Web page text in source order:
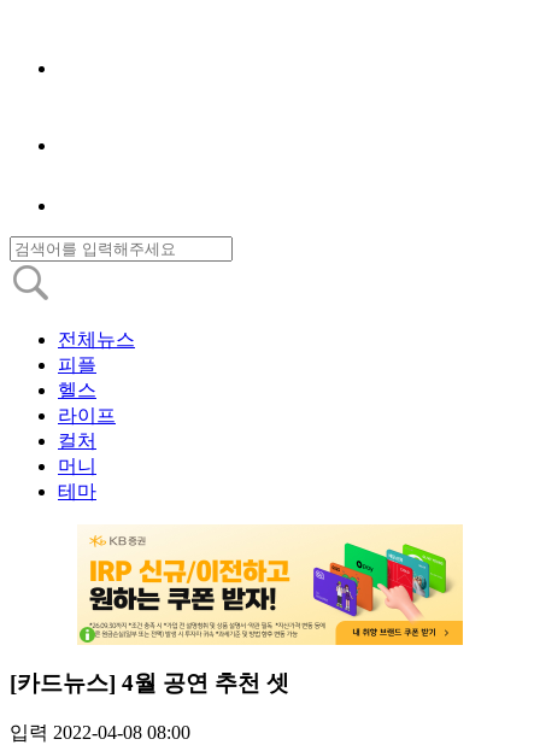
전체뉴스
피플
헬스
라이프
컬처
머니
테마
[카드뉴스] 4월 공연 추천 셋
입력 2022-04-08 08:00